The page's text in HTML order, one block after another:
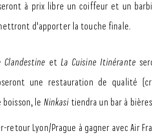
à prix libre un coiffeur et un
d'apporter la touche finale.
Clandestine et La Cuisine Itinérante
une restauration de qualité
le Ninkasi tiendra un bar à
retour Lyon/Prague à gagner avec Air